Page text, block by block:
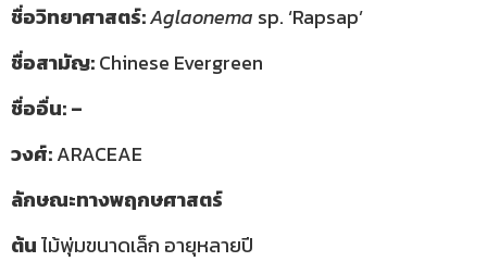
ชื่อวิทยาศาสตร์:Aglaonema sp. ‘Rapsap’
ชื่อสามัญ:Chinese Evergreen
ชื่ออื่น:–
วงศ์:ARACEAE
ลักษณะทางพฤกษศาสตร์
ต้นไม้พุ่มขนาดเล็ก อายุหลายปี